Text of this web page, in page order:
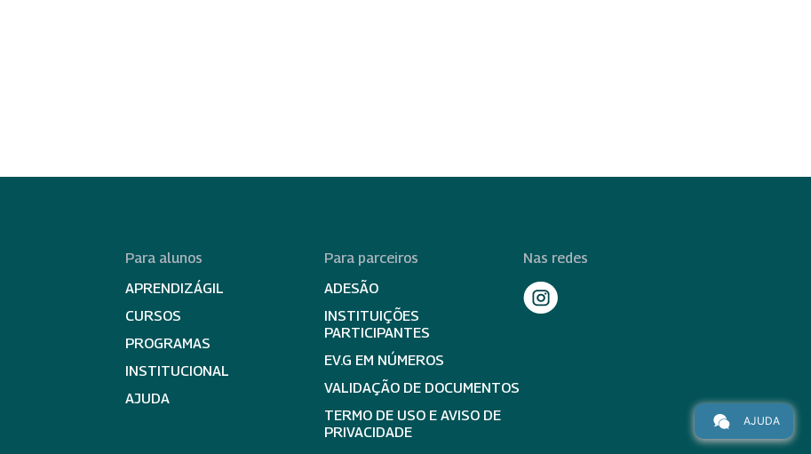
Para alunos
APRENDIZÁGIL
CURSOS
PROGRAMAS
INSTITUCIONAL
AJUDA
Para parceiros
ADESÃO
INSTITUIÇÕES
PARTICIPANTES
EV.G EM NÚMEROS
VALIDAÇÃO DE DOCUMENTOS
TERMO DE USO E AVISO DE
PRIVACIDADE
Nas redes
AJUDA